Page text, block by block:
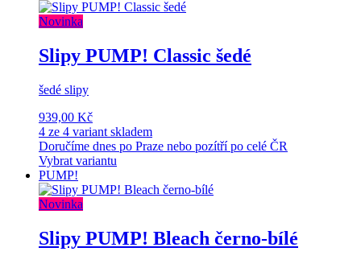
Novinka
Slipy PUMP! Classic šedé
šedé slipy
939,00 Kč
4 ze 4 variant skladem
Doručíme dnes po Praze nebo pozítří po celé ČR
Vybrat variantu
PUMP!
Novinka
Slipy PUMP! Bleach černo-bílé